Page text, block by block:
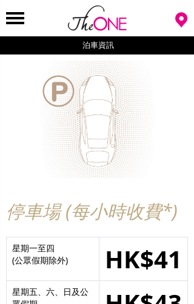
泊車資訊
停車場 (每小時收費*)
星期一至四
(公眾假期除外)
HK$41
星期五、六、日及公